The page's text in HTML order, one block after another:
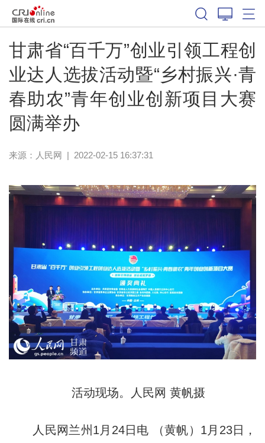
甘肃省“百千万”创业引领工程创
业达人选拔活动暨“乡村振兴·青
春助农”青年创业创新项目大赛
圆满举办
来源： 人民网 | 2022-02-15 16:37:31
活动现场。人民网 黄帆摄
人民网兰州1月24日电 （黄帆）1月23日，